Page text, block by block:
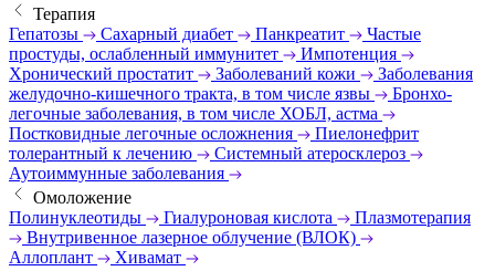
Терапия
Гепатозы
Сахарный диабет Панкреатит
Частые
простуды, ослабленный иммунитет
Импотенция
Хронический простатит
Заболеваний кожи
Заболевания
желудочно-кишечного тракта, в том числе язвы
Бронхо-
легочные заболевания, в том числе ХОБЛ, астма
Постковидные легочные осложнения
Пиелонефрит
толерантный к лечению
Системный атеросклероз
Аутоиммунные заболевания
Омоложение
Полинуклеотиды
Гиалуроновая кислота
Плазмотерапия
Внутривенное лазерное облучение (ВЛОК)
Аллоплант
Хивамат